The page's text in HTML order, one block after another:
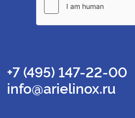
+7 (495) 147-22-00
info@arielinox.ru